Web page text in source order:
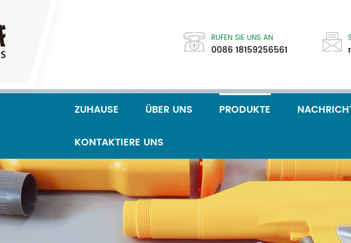
RUFEN SIE UNS AN
0086 18159256561
ZUHAUSE ÜBER UNS PRODUKTE
KONTAKTIERE UNS